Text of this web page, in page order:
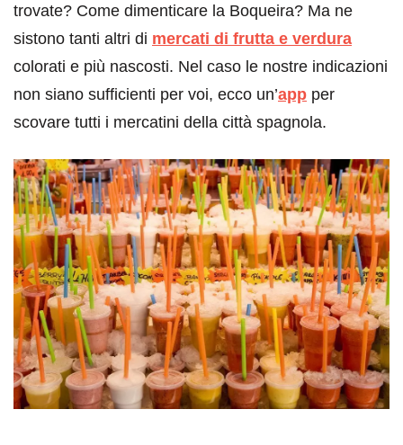
trovate? Come dimenticare la Boqueira? Ma ne
sistono tanti altri di mercati di frutta e verdura
colorati e più nascosti. Nel caso le nostre indicazioni
non siano sufficienti per voi, ecco un’app per
scovare tutti i mercatini della città spagnola.